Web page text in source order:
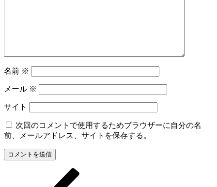
名前 ※
メール ※
サイト
次回のコメントで使用するためブラウザーに自分の名
前、メールアドレス、サイトを保存する。